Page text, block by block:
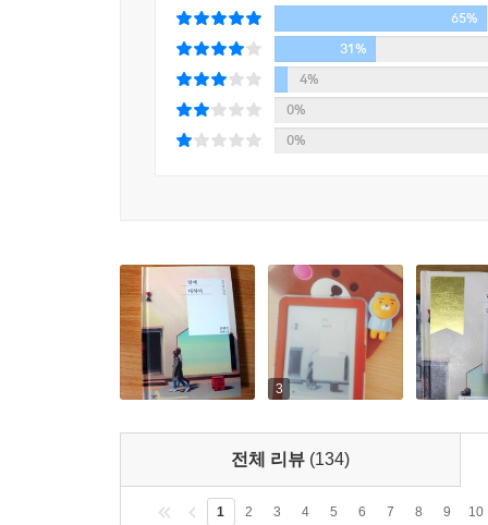
65%
31%
4%
0%
0%
3
전체 리뷰 (134)
1 2 3 4 5 6 7 8 9 10